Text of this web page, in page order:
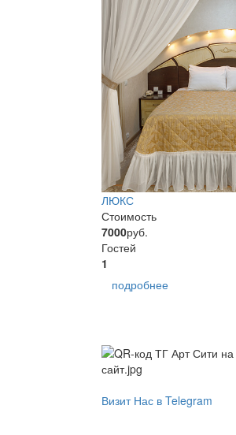
ЛЮКС
Стоимость
7000руб.
Гостей
1
подробнее
Визит Нас в Telegram